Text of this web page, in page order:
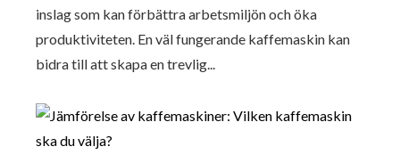
inslag som kan förbättra arbetsmiljön och öka
produktiviteten. En väl fungerande kaffemaskin kan
bidra till att skapa en trevlig...